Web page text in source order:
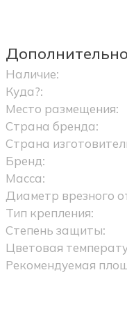
Дополнительно
Наличие:
Куда?:
Место размещения:
Страна бренда:
Страна
Бренд:
Масса:
Диаметр врезного
Тип крепления:
Степень защиты:
Цветовая
Рекомендуемая